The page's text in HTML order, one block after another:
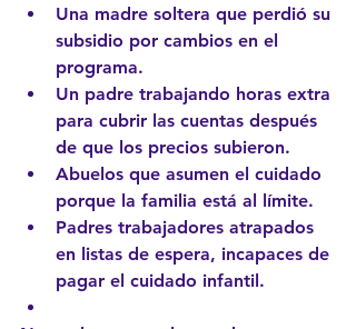
Una madre soltera que perdió su
subsidio por cambios en el
programa.
Un padre trabajando horas extra
para cubrir las cuentas después
de que los precios subieron.
Abuelos que asumen el cuidado
porque la familia está al límite.
Padres trabajadores atrapados
en listas de espera, incapaces de
pagar el cuidado infantil.